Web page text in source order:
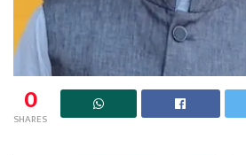
0
SHARES